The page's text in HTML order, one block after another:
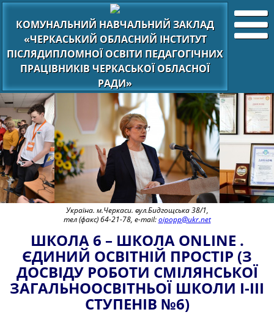
КОМУНАЛЬНИЙ НАВЧАЛЬНИЙ ЗАКЛАД
«ЧЕРКАСЬКИЙ ОБЛАСНИЙ ІНСТИТУТ
ПІСЛЯДИПЛОМНОЇ ОСВІТИ ПЕДАГОГІЧНИХ
ПРАЦІВНИКІВ ЧЕРКАСЬКОЇ ОБЛАСНОЇ
РАДИ»
Україна. м.Черкаси. вул.Бидгощська 38/1,
тел (факс) 64-21-78, e-mail:oipopp@ukr.net
ШКОЛА 6 – ШКОЛА ONLINE .
ЄДИНИЙ ОСВІТНІЙ ПРОСТІР (З
ДОСВІДУ РОБОТИ СМІЛЯНСЬКОЇ
ЗАГАЛЬНООСВІТНЬОЇ ШКОЛИ І-ІІІ
СТУПЕНІВ №6)